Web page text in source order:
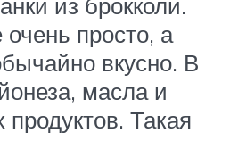
очень просто, а
вкусно. В
масла и
Такая